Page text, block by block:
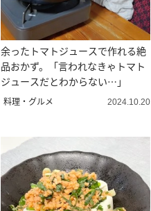
余ったトマトジュースで作れる絶
品おかず。「言われなきゃトマト
ジュースだとわからない…」
料理・グルメ 2024.10.20